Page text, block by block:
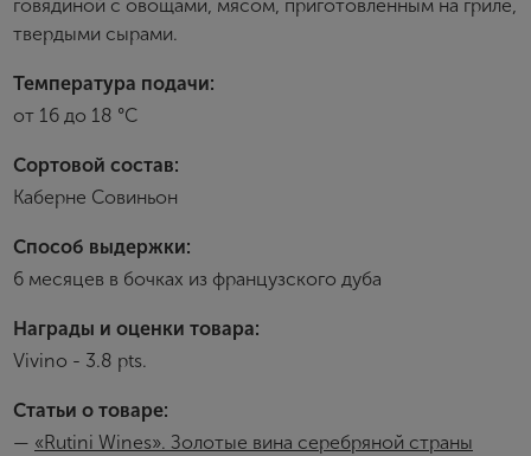
говядиной с овощами, мясом, приготовленным на гриле,
твердыми сырами.
Температура подачи:
от 16 до 18 °С
Сортовой состав:
Каберне Совиньон
Способ выдержки:
6 месяцев в бочках из французского дуба
Награды и оценки товара:
Vivino - 3.8 pts.
Статьи о товаре:
— «Rutini Wines». Золотые вина серебряной страны
Имя
Я согласен с условиями
соглашения
Я хочу получать инфромацию об акциях и купоны со
скидкой